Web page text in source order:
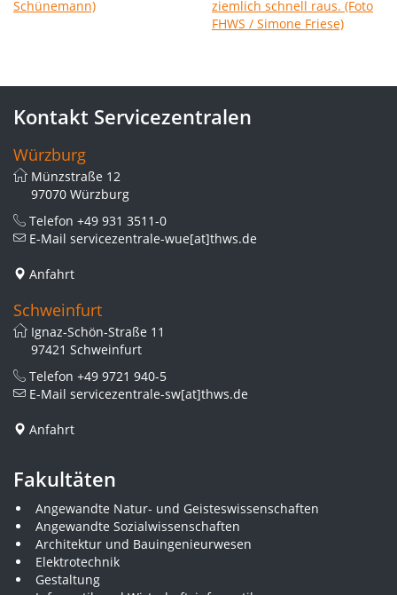
Kontakt Servicezentralen
Würzburg
Münzstraße 12
97070 Würzburg
Telefon +49 931 3511-0
E-Mail servicezentrale-wue[at]thws.de
Anfahrt
Schweinfurt
Ignaz-Schön-Straße 11
97421 Schweinfurt
Telefon +49 9721 940-5
E-Mail servicezentrale-sw[at]thws.de
Anfahrt
Fakultäten
Angewandte Natur- und Geisteswissenschaften
Angewandte Sozialwissenschaften
Architektur und Bauingenieurwesen
Elektrotechnik
Gestaltung